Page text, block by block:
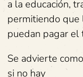
a la educación,
permitiendo que
puedan pagar
Se advierte
si no hay